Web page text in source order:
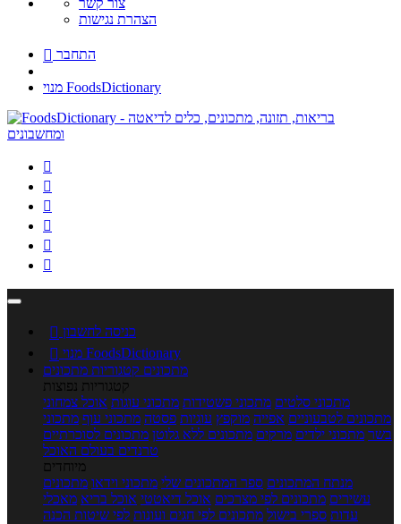
צור קשר
הצהרת נגישות
 התחבר
מנוי FoodsDictionary






 כניסה לחשבון

מנוי FoodsDictionary
מתכונים קטגוריות מתכונים
קטגוריות נפוצות
מתכוני סלטים מתכוני פשטידות מתכוני עוגות אוכל צמחוני
מתכונים לטבעוניים אפייה מוקפץ עוגיות פסטה מתכוני עוף מתכוני
בשר מתכוני ילדים מרקים מתכונים ללא גלוטן מתכונים לסוכרתיים
טרנדים בעולם האוכל
מיוחדים
מנתח המתכונים ספר המתכונים שלי מתכוני וידאו מתכונים
עשירים מתכונים לפי מצרכים אוכל דיאטטי אוכל בריא מאכלי
עדות ספרי בישול מתכונים לפי חגים ועונות לפי שיטות הכנה